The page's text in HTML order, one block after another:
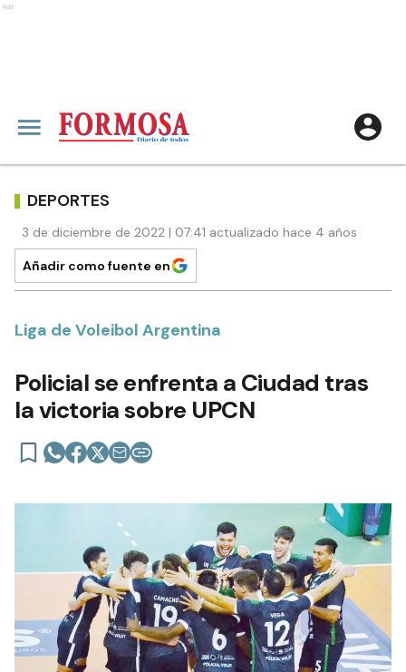
Ads
DEPORTES
3 de diciembre de 2022 | 07:41 actualizado hace 4 años
Añadir como fuente en
Liga de Voleibol Argentina
Policial se enfrenta a Ciudad tras
la victoria sobre UPCN